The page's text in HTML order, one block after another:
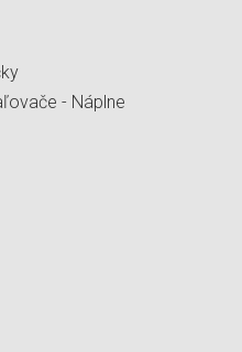
- Náplne